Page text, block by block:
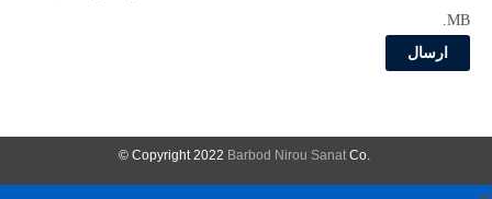
MB.
.Copyright 2022
Barbod Nirou SanatCo ©